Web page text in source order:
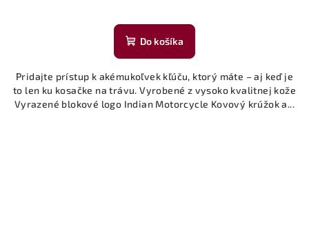
Do košíka
Pridajte prístup k akémukoľvek kľúču, ktorý máte – aj keď je
to len ku kosačke na trávu. Vyrobené z vysoko kvalitnej kože
Vyrazené blokové logo Indian Motorcycle Kovový krúžok a...